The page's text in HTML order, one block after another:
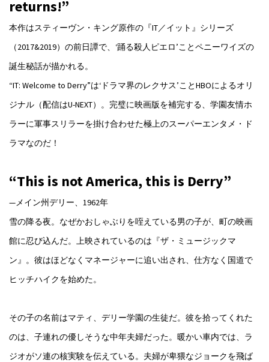
returns!”
本作はスティーヴン・キング原作の『IT／イット』シリーズ
（2017&2019）の前日譚で、‘踊る殺人ピエロ’ことペニーワイズの
誕生秘話が描かれる。
“IT: Welcome to Derry”は‘ドラマ界のレクサス’ことHBOによるオリ
ジナル（配信はU-NEXT）。完璧に映画版を補完する、学園友情ホ
ラーに軍事スリラーを掛け合わせた極上のスーパーエンタメ・ド
ラマなのだ！
“This is not America, this is Derry”
—メイン州デリー、1962年
雪の降る夜。なぜかおしゃぶりを咥えている男の子が、町の映画
館に忍び込んだ。上映されているのは『ザ・ミュージックマ
ン』。彼はほどなくマネージャーに追い出され、仕方なく国道で
ヒッチハイクを始めた。
その子の名前はマティ、デリー学園の生徒だ。彼を拾ってくれた
のは、子連れの優しそうな中年夫婦だった。暖かい車内では、ラ
ジオがソ連の核実験を伝えている。夫婦が卑猥なジョークを飛ば